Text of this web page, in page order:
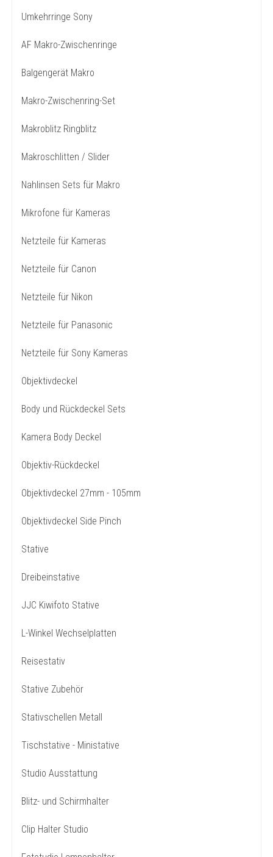
Umkehrringe Sony
AF Makro-Zwischenringe
Balgengerät Makro
Makro-Zwischenring-Set
Makroblitz Ringblitz
Makroschlitten / Slider
Nahlinsen Sets für Makro
Mikrofone für Kameras
Netzteile für Kameras
Netzteile für Canon
Netzteile für Nikon
Netzteile für Panasonic
Netzteile für Sony Kameras
Objektivdeckel
Body und Rückdeckel Sets
Kamera Body Deckel
Objektiv-Rückdeckel
Objektivdeckel 27mm - 105mm
Objektivdeckel Side Pinch
Stative
Dreibeinstative
JJC Kiwifoto Stative
L-Winkel Wechselplatten
Reisestativ
Stative Zubehör
Stativschellen Metall
Tischstative - Ministative
Studio Ausstattung
Blitz- und Schirmhalter
Clip Halter Studio